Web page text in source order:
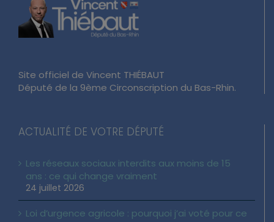
Site officiel de Vincent THIÉBAUT
Député de la 9ème Circonscription du Bas-Rhin.
ACTUALITÉ DE VOTRE DÉPUTÉ
Les réseaux sociaux interdits aux moins de 15
ans : ce qui change vraiment
24 juillet 2026
Loi d’urgence agricole : pourquoi j’ai voté pour ce